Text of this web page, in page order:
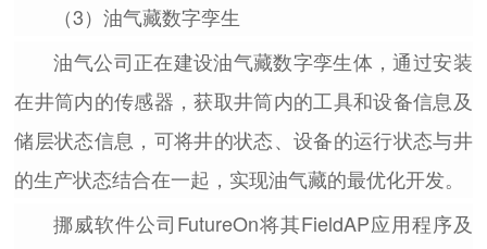
（3）油气藏数字孪生
油气公司正在建设油气藏数字孪生体，通过安装
在井筒内的传感器，获取井筒内的工具和设备信息及
储层状态信息，可将井的状态、设备的运行状态与井
的生产状态结合在一起，实现油气藏的最优化开发。
挪威软件公司FutureOn将其FieldAP应用程序及